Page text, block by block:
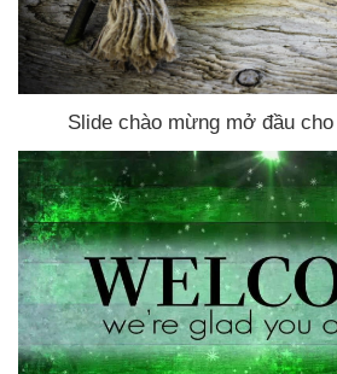
Slide chào mừng mở đầu